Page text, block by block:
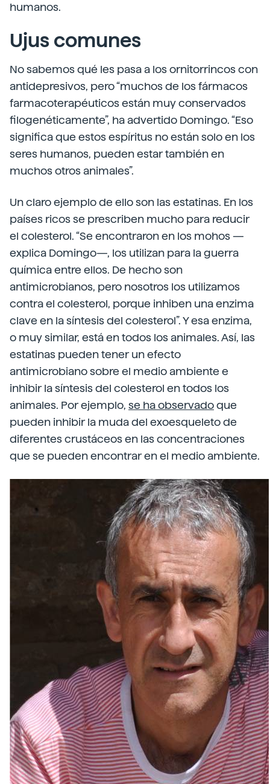
humanos.
Ujus comunes
No sabemos qué les pasa a los ornitorrincos con
antidepresivos, pero “muchos de los fármacos
farmacoterapéuticos están muy conservados
filogenéticamente”, ha advertido Domingo. “Eso
significa que estos espíritus no están solo en los
seres humanos, pueden estar también en
muchos otros animales”.
Un claro ejemplo de ello son las estatinas. En los
países ricos se prescriben mucho para reducir
el colesterol. “Se encontraron en los mohos —
explica Domingo—, los utilizan para la guerra
química entre ellos. De hecho son
antimicrobianos, pero nosotros los utilizamos
contra el colesterol, porque inhiben una enzima
clave en la síntesis del colesterol”. Y esa enzima,
o muy similar, está en todos los animales. Así, las
estatinas pueden tener un efecto
antimicrobiano sobre el medio ambiente e
inhibir la síntesis del colesterol en todos los
animales. Por ejemplo, se ha observadoque
pueden inhibir la muda del exoesqueleto de
diferentes crustáceos en las concentraciones
que se pueden encontrar en el medio ambiente.